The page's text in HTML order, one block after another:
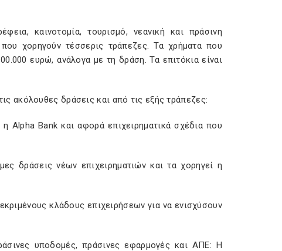
καινοτομία, τουρισμό, νεανική και πράσινη
που χορηγούν τέσσερις τράπεζες. Τα χρήματα που
ευρώ, ανάλογα με τη δράση. Τα επιτόκια είναι
ακόλουθες δράσεις και από τις εξής τράπεζες:
η Alpha Bank και αφορά επιχειρηματικά σχέδια που
δράσεις νέων επιχειρηματιών και τα χορηγεί η
κλάδους επιχειρήσεων για να ενισχύσουν
υποδομές, πράσινες εφαρμογές και ΑΠΕ: Η